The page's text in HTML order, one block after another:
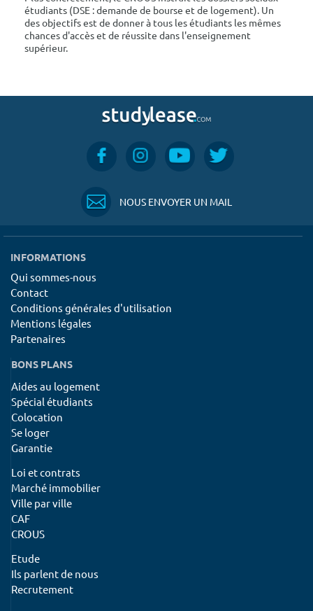
étudiants (DSE : demande de bourse et de logement). Un
des objectifs est de donner à tous les étudiants les mêmes
chances d'accès et de réussite dans l'enseignement
supérieur.
NOUS ENVOYER UN MAIL
INFORMATIONS
Qui sommes-nous
Contact
Conditions générales d'utilisation
Mentions légales
Partenaires
BONS PLANS
Aides au logement
Spécial étudiants
Colocation
Se loger
Garantie
Loi et contrats
Marché immobilier
Ville par ville
CAF
CROUS
Etude
Ils parlent de nous
Recrutement